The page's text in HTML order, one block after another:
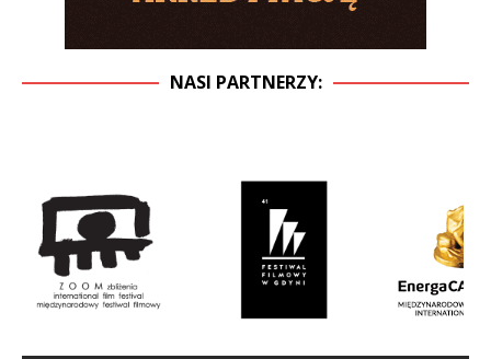
NASI PARTNERZY: